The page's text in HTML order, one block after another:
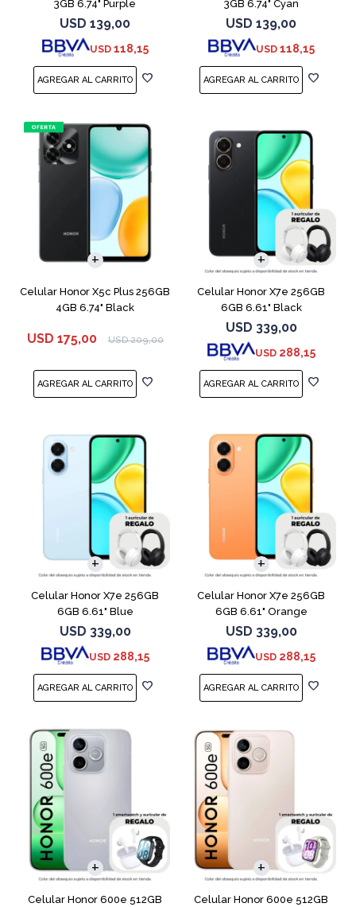
3GB 6.74" Purple
USD 139,00
USD 118,15
3GB 6.74" Cyan
USD 139,00
USD 118,15
Celular Honor X5c Plus 256GB
4GB 6.74" Black
USD 175,00 USD 209,00
COMPARAR
Celular Honor X7e 256GB
6GB 6.61" Black
USD 339,00
USD 288,15
COMPARAR
Celular Honor X7e 256GB
6GB 6.61" Blue
USD 339,00
USD 288,15
COMPARAR
Celular Honor X7e 256GB
6GB 6.61" Orange
USD 339,00
USD 288,15
COMPARAR
Celular Honor 600e 512GB
COMPARAR
Celular Honor 600e 512GB
COMPARAR